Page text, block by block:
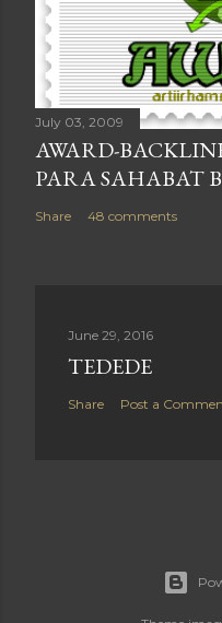
July 03, 2009
AWARD-
PARA SAHABAT
Share 48 comments
June 29, 2016
TEDEDE
Share Post a